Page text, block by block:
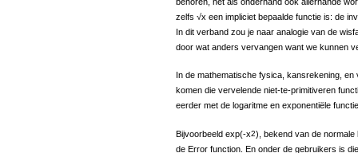
zelfs √x een impliciet bepaalde functie is: de
In dit verband zou je naar analogie van de
door wat anders vervangen want we kunnen
In de mathematische fysica, kansrekening,
komen die vervelende niet-te-primitiveren
eerder met de logaritme en exponentiële
Bijvoorbeeld exp(-x2), bekend van de
de Error function . En onder de gebruikers is